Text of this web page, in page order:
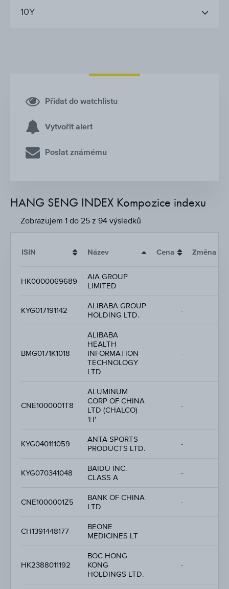
10Y
Přidat do watchlistu
Vytvořit alert
Poslat známému
HANG SENG INDEX Kompozice indexu
Zobrazujem 1 do 25 z 94 výsledků
ISIN Název Cena Změna
HK0000069689
AIA GROUP
LIMITED
-
KYG017191142
ALIBABA GROUP
HOLDING LTD.
-
BMG0171K1018
ALIBABA
HEALTH
INFORMATION
TECHNOLOGY
LTD
-
CNE1000001T8
ALUMINUM
CORP OF CHINA
LTD (CHALCO)
'H'
-
KYG040111059
ANTA SPORTS
PRODUCTS LTD.
-
KYG070341048
BAIDU INC.
CLASS A
-
CNE1000001Z5
BANK OF CHINA
LTD
-
CH1391448177
BEONE
MEDICINES LT
-
HK2388011192
BOC HONG
KONG
HOLDINGS LTD.
-